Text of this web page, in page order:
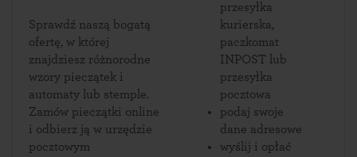
Sprawdź naszą bogatą
ofertę, w której
znajdziesz różnorodne
wzory pieczątek i
automaty lub stemple.
Zamów pieczątki online
i odbierz ją w urzędzie
pocztowym
przesyłka
kurierska,
paczkomat
INPOST lub
przesyłka
pocztowa
podaj swoje
dane adresowe
wyślij i opłać